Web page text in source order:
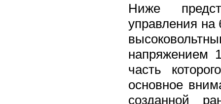
Ниже
управления на
напряжением
часть
основное
созданной